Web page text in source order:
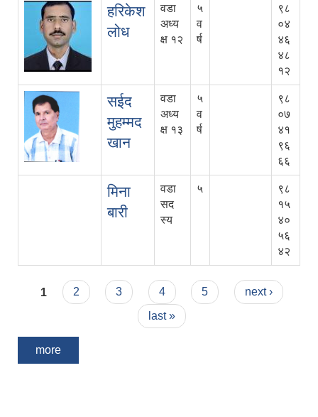
हरिकेश
लोध
वडा
अध्य
क्ष १२
५
व
र्ष
९८
०४
४६
४८
१२
सईद
मुहम्मद
खान
वडा
अध्य
क्ष १३
५
व
र्ष
९८
०७
४१
९६
६६
मिना
बारी
वडा
सद
स्य
५
९८
१५
४०
५६
४२
Pages
1 2 3 4 5
next ›
last »
more